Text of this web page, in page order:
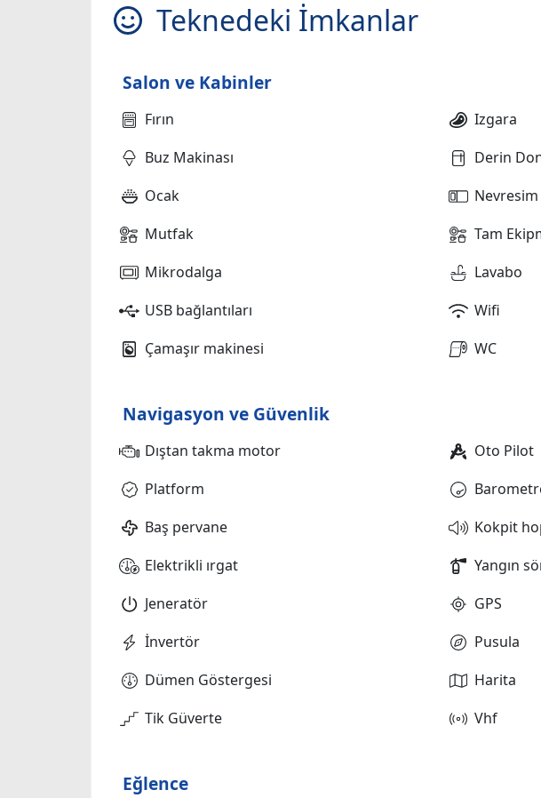
Teknedeki İmkanlar
Salon ve Kabinler
Fırın Izgara
Buz Makinası
Derin
Ocak
Nevresim
Mutfak
Tam
Mikrodalga
Lavabo
USB bağlantıları
Wifi
Çamaşır makinesi
WC
Navigasyon ve Güvenlik
Dıştan takma motor Oto Pilot
Platform
Baş pervane
Kokpit
Elektrikli ırgat
Yangın
Jeneratör
GPS
İnvertör
Pusula
Dümen Göstergesi
Harita
Tik Güverte
Vhf
Eğlence